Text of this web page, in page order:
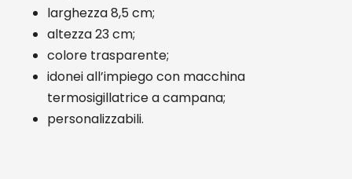
larghezza 8,5 cm;
altezza 23 cm;
colore trasparente;
idonei all’impiego con macchina
termosigillatrice a campana;
personalizzabili.